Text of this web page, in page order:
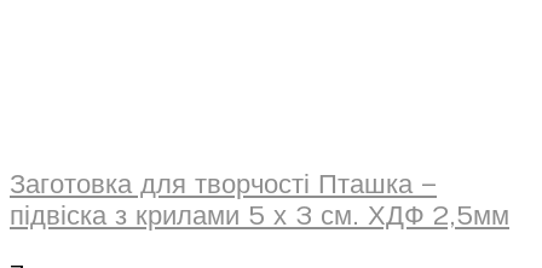
Заготовка для творчості Пташка –
підвіска з крилами 5 х 3 см. ХДФ 2,5мм